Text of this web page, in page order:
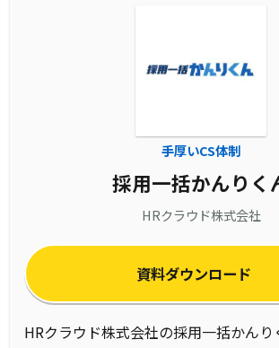
手厚いCS体制
採用一括かんりく
HRクラウド株式会社
資料ダウンロード
HRクラウド株式会社の採用一括かん